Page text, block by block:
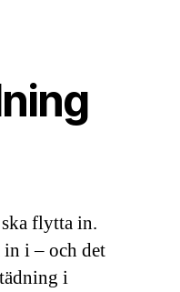
flytta in.
i – och det
i